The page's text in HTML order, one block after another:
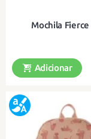
Mochila Fierce
Adicionar
Uma bonita mochila
para todas as